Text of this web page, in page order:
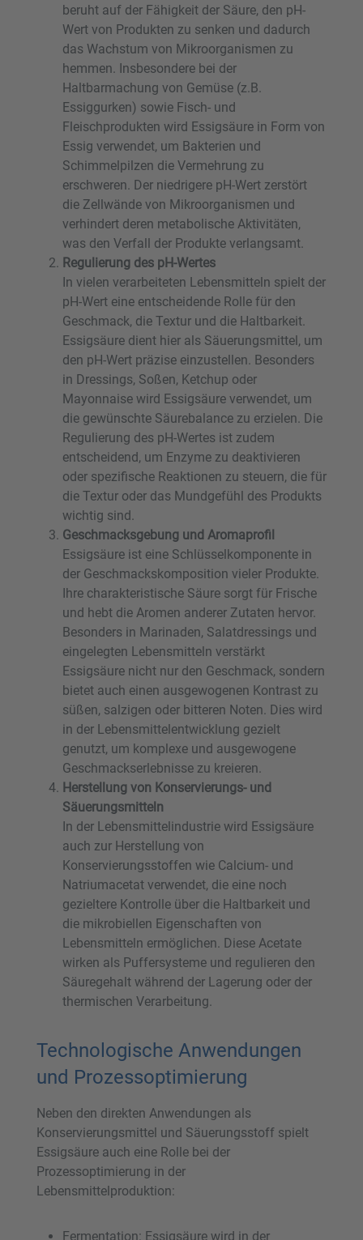
beruht auf der Fähigkeit der Säure, den pH-
Wert von Produkten zu senken und dadurch
das Wachstum von Mikroorganismen zu
hemmen. Insbesondere bei der
Haltbarmachung von Gemüse (z.B.
Essiggurken) sowie Fisch- und
Fleischprodukten wird Essigsäure in Form von
Essig verwendet, um Bakterien und
Schimmelpilzen die Vermehrung zu
erschweren. Der niedrigere pH-Wert zerstört
die Zellwände von Mikroorganismen und
verhindert deren metabolische Aktivitäten,
was den Verfall der Produkte verlangsamt.
Regulierung des pH-Wertes
In vielen verarbeiteten Lebensmitteln spielt der
pH-Wert eine entscheidende Rolle für den
Geschmack, die Textur und die Haltbarkeit.
Essigsäure dient hier als Säuerungsmittel, um
den pH-Wert präzise einzustellen. Besonders
in Dressings, Soßen, Ketchup oder
Mayonnaise wird Essigsäure verwendet, um
die gewünschte Säurebalance zu erzielen. Die
Regulierung des pH-Wertes ist zudem
entscheidend, um Enzyme zu deaktivieren
oder spezifische Reaktionen zu steuern, die für
die Textur oder das Mundgefühl des Produkts
wichtig sind.
Geschmacksgebung und Aromaprofil
Essigsäure ist eine Schlüsselkomponente in
der Geschmackskomposition vieler Produkte.
Ihre charakteristische Säure sorgt für Frische
und hebt die Aromen anderer Zutaten hervor.
Besonders in Marinaden, Salatdressings und
eingelegten Lebensmitteln verstärkt
Essigsäure nicht nur den Geschmack, sondern
bietet auch einen ausgewogenen Kontrast zu
süßen, salzigen oder bitteren Noten. Dies wird
in der Lebensmittelentwicklung gezielt
genutzt, um komplexe und ausgewogene
Geschmackserlebnisse zu kreieren.
Herstellung von Konservierungs- und
Säuerungsmitteln
In der Lebensmittelindustrie wird Essigsäure
auch zur Herstellung von
Konservierungsstoffen wie Calcium- und
Natriumacetat verwendet, die eine noch
gezieltere Kontrolle über die Haltbarkeit und
die mikrobiellen Eigenschaften von
Lebensmitteln ermöglichen. Diese Acetate
wirken als Puffersysteme und regulieren den
Säuregehalt während der Lagerung oder der
thermischen Verarbeitung.
Technologische Anwendungen
und Prozessoptimierung
Neben den direkten Anwendungen als
Konservierungsmittel und Säuerungsstoff spielt
Essigsäure auch eine Rolle bei der
Prozessoptimierung in der
Lebensmittelproduktion:
Fermentation: Essigsäure wird in der